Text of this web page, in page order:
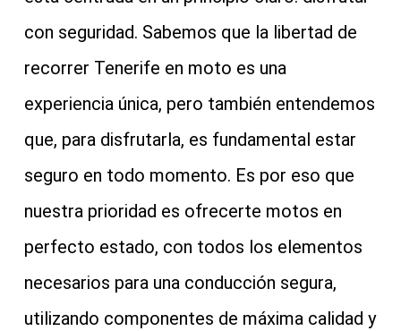
con seguridad. Sabemos que la libertad de
recorrer Tenerife en moto es una
experiencia única, pero también entendemos
que, para disfrutarla, es fundamental estar
seguro en todo momento. Es por eso que
nuestra prioridad es ofrecerte motos en
perfecto estado, con todos los elementos
necesarios para una conducción segura,
utilizando componentes de máxima calidad y